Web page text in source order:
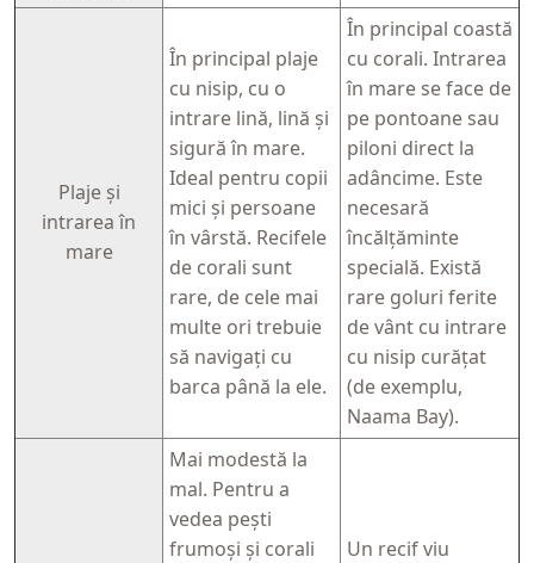
Plaje și
intrarea în
mare
În principal plaje
cu nisip, cu o
intrare lină, lină și
sigură în mare.
Ideal pentru copii
mici și persoane
în vârstă. Recifele
de corali sunt
rare, de cele mai
multe ori trebuie
să navigați cu
barca până la ele.
În principal coastă
cu corali. Intrarea
în mare se face de
pe pontoane sau
piloni direct la
adâncime. Este
necesară
încălțăminte
specială. Există
rare goluri ferite
de vânt cu intrare
cu nisip curățat
(de exemplu,
Naama Bay).
Mai modestă la
mal. Pentru a
vedea pești
frumoși și corali
Un recif viu